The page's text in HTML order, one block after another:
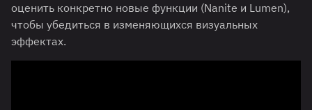
оценить конкретно новые функции (Nanite и Lumen),
чтобы убедиться в изменяющихся визуальных
эффектах.